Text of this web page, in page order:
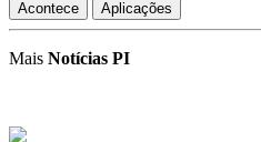
Acontece Aplicações
Mais Notícias PI